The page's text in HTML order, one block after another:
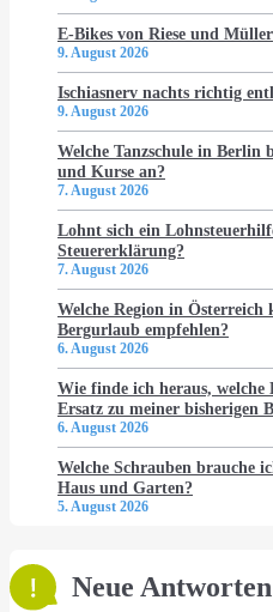
E-Bikes von Riese und Müller
9. August 2026
Ischiasnerv nachts richtig
9. August 2026
Welche Tanzschule in Berlin
und Kurse an?
7. August 2026
Lohnt sich ein
Steuererklärung?
7. August 2026
Welche Region in
Bergurlaub empfehlen?
6. August 2026
Wie finde ich heraus,
Ersatz zu meiner bisherigen
6. August 2026
Welche Schrauben brauche
Haus und Garten?
5. August 2026
Neue Antworten